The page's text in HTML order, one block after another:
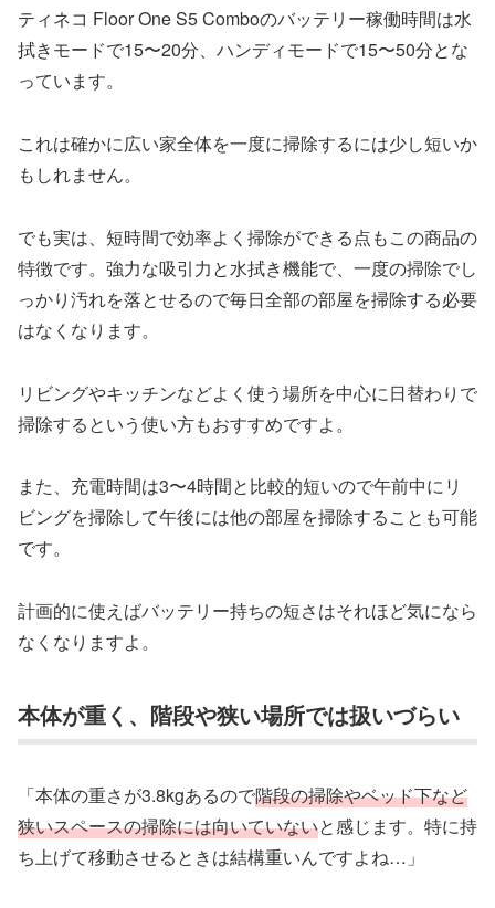
ティネコ Floor One S5 Comboのバッテリー稼働時間は水
拭きモードで15〜20分、ハンディモードで15〜50分とな
っています。
これは確かに広い家全体を一度に掃除するには少し短いか
もしれません。
でも実は、短時間で効率よく掃除ができる点もこの商品の
特徴です。強力な吸引力と水拭き機能で、一度の掃除でし
っかり汚れを落とせるので毎日全部の部屋を掃除する必要
はなくなります。
リビングやキッチンなどよく使う場所を中心に日替わりで
掃除するという使い方もおすすめですよ。
また、充電時間は3〜4時間と比較的短いので午前中にリ
ビングを掃除して午後には他の部屋を掃除することも可能
です。
計画的に使えばバッテリー持ちの短さはそれほど気になら
なくなりますよ。
本体が重く、階段や狭い場所では扱いづらい
「本体の重さが3.8kgあるので階段の掃除やベッド下など
狭いスペースの掃除には向いていないと感じます。特に持
ち上げて移動させるときは結構重いんですよね…」